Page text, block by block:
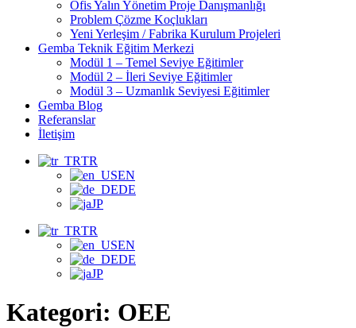
Ofis Yalın Yönetim Proje Danışmanlığı
Problem Çözme Koçlukları
Yeni Yerleşim / Fabrika Kurulum Projeleri
Gemba Teknik Eğitim Merkezi
Modül 1 – Temel Seviye Eğitimler
Modül 2 – İleri Seviye Eğitimler
Modül 3 – Uzmanlık Seviyesi Eğitimler
Gemba Blog
Referanslar
İletişim
TR
EN
DE
JP
TR
EN
DE
JP
Kategori: OEE